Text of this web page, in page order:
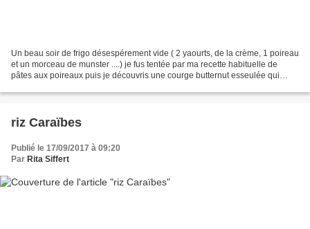
Un beau soir de frigo désespérement vide ( 2 yaourts, de la crème, 1 poireau
et un morceau de munster ....) je fus tentée par ma recette habituelle de
pâtes aux poireaux puis je découvris une courge butternut esseulée qui
riz Caraïbes
Publié le 17/09/2017 à 09:20
Par Rita Siffert